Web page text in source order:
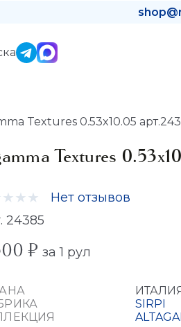
Textures 0.53x10.05
Textures
Нет отзывов
24385
₽ за 1 рул
SIRPI